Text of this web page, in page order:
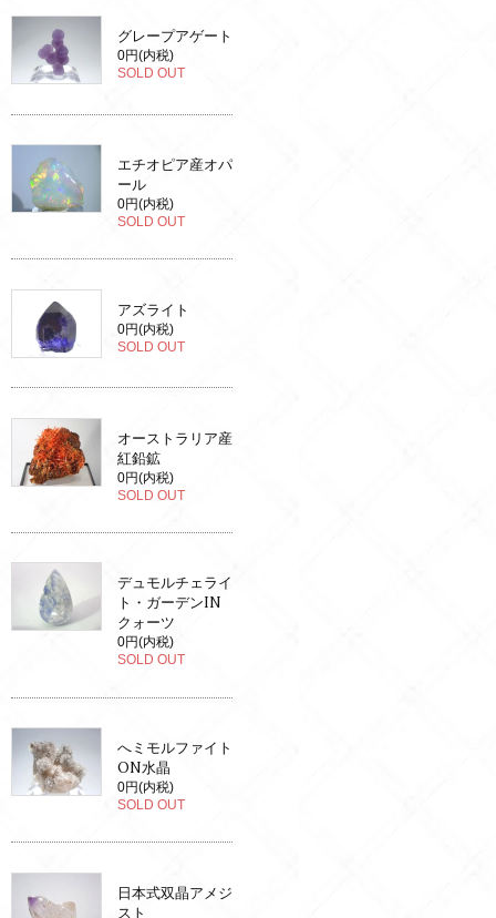
グレープアゲート
0円(内税)
SOLD OUT
エチオピア産オパ
ール
0円(内税)
SOLD OUT
アズライト
0円(内税)
SOLD OUT
オーストラリア産
紅鉛鉱
0円(内税)
SOLD OUT
デュモルチェライ
ト・ガーデンIN
クォーツ
0円(内税)
SOLD OUT
へミモルファイト
ON水晶
0円(内税)
SOLD OUT
日本式双晶アメジ
スト